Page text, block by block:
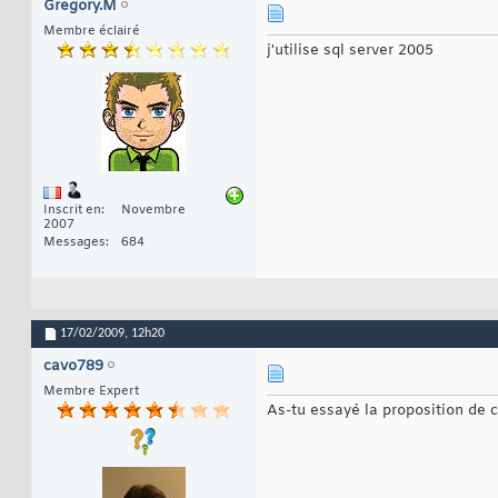
Gregory.M
Membre éclairé
Inscrit en
Novembre
2007
Messages
684
j'utilise sql server 2005
17/02/2009, 12h20
cavo789
Membre Expert
As-tu essayé la proposition de